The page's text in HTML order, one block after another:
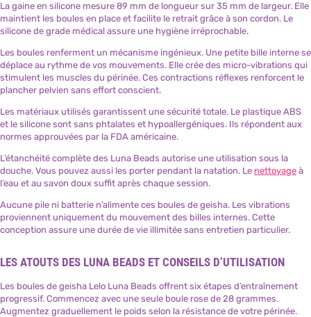
La gaine en silicone mesure 89 mm de longueur sur 35 mm de largeur. Elle
maintient les boules en place et facilite le retrait grâce à son cordon. Le
silicone de grade médical assure une hygiène irréprochable.
Les boules renferment un mécanisme ingénieux. Une petite bille interne se
déplace au rythme de vos mouvements. Elle crée des micro-vibrations qui
stimulent les muscles du périnée. Ces contractions réflexes renforcent le
plancher pelvien sans effort conscient.
Les matériaux utilisés garantissent une sécurité totale. Le plastique ABS
et le silicone sont sans phtalates et hypoallergéniques. Ils répondent aux
normes approuvées par la FDA américaine.
L’étanchéité complète des Luna Beads autorise une utilisation sous la
douche. Vous pouvez aussi les porter pendant la natation. Le nettoyage à
l’eau et au savon doux suffit après chaque session.
Aucune pile ni batterie n’alimente ces boules de geisha. Les vibrations
proviennent uniquement du mouvement des billes internes. Cette
conception assure une durée de vie illimitée sans entretien particulier.
LES ATOUTS DES LUNA BEADS ET CONSEILS D’UTILISATION
Les boules de geisha Lelo Luna Beads offrent six étapes d’entraînement
progressif. Commencez avec une seule boule rose de 28 grammes.
Augmentez graduellement le poids selon la résistance de votre périnée.